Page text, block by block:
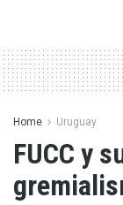
Home Uruguay
FUCC y